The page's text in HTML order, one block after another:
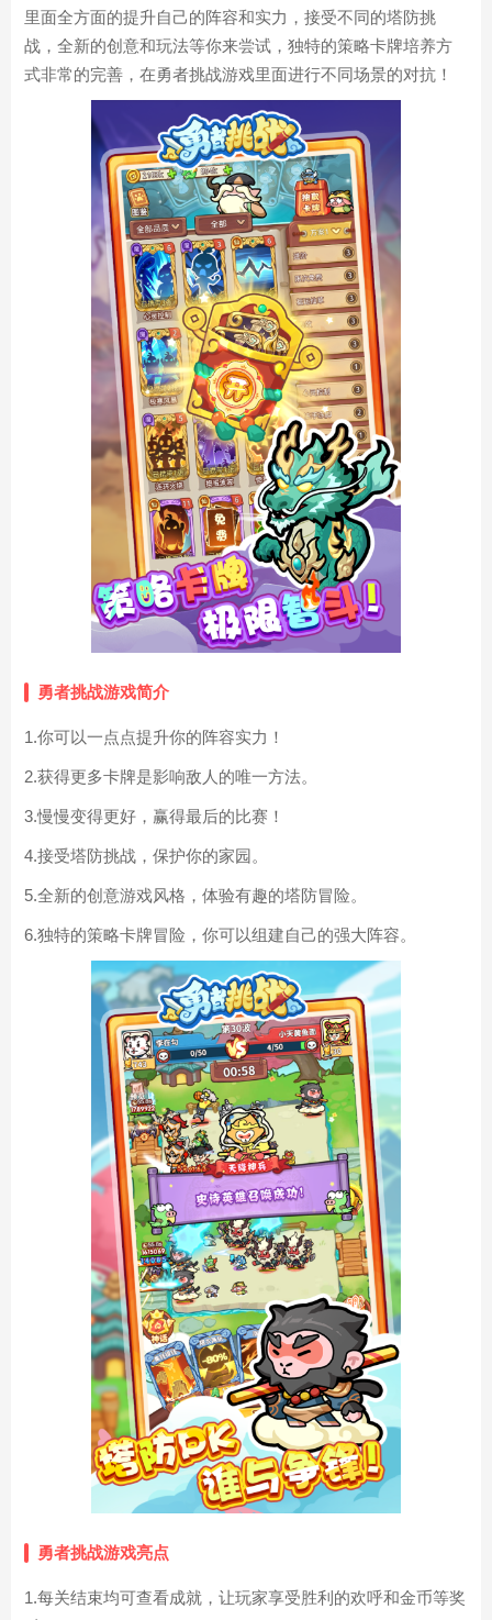
里面全方面的提升自己的阵容和实力，接受不同的塔防挑
战，全新的创意和玩法等你来尝试，独特的策略卡牌培养方
式非常的完善，在勇者挑战游戏里面进行不同场景的对抗！
勇者挑战游戏简介
1.你可以一点点提升你的阵容实力！
2.获得更多卡牌是影响敌人的唯一方法。
3.慢慢变得更好，赢得最后的比赛！
4.接受塔防挑战，保护你的家园。
5.全新的创意游戏风格，体验有趣的塔防冒险。
6.独特的策略卡牌冒险，你可以组建自己的强大阵容。
勇者挑战游戏亮点
1.每关结束均可查看成就，让玩家享受胜利的欢呼和金币等奖